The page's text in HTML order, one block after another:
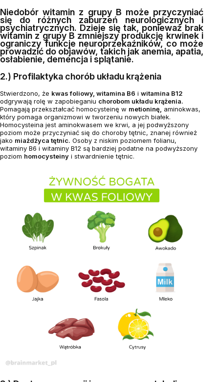
Niedobór witamin z grupy B może przyczyniać
się do różnych zaburzeń neurologicznych i
psychiatrycznych. Dzieje się tak, ponieważ brak
witamin z grupy B zmniejszy produkcję krwinek i
ograniczy funkcje neuroprzekaźników, co może
prowadzić do objawów, takich jak anemia, apatia,
osłabienie, demencja i splątanie.
2.) Profilaktyka chorób układu krążenia
Stwierdzono, że kwas foliowy, witamina B6 i witamina B12
odgrywają rolę w zapobieganiu chorobom układu krążenia.
Pomagają przekształcać homocysteinę w metioninę, aminokwas,
który pomaga organizmowi w tworzeniu nowych białek.
Homocysteina jest aminokwasem we krwi, a jej podwyższony
poziom może przyczyniać się do choroby tętnic, znanej również
jako miażdżyca tętnic. Osoby z niskim poziomem folianu,
witaminy B6 i witaminy B12 są bardziej podatne na podwyższony
poziom homocysteiny i stwardnienie tętnic.